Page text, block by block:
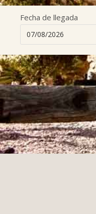
Fecha de llegada